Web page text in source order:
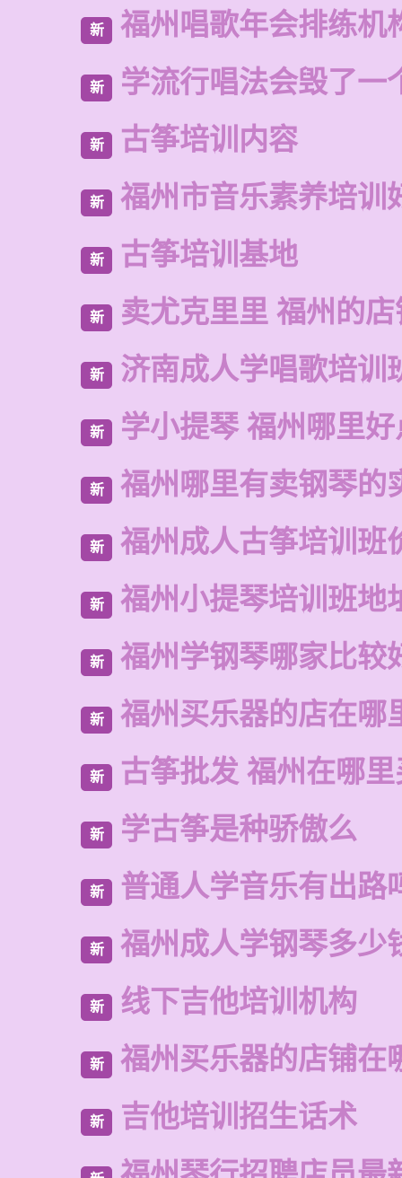
新 福州唱歌年会排练机
新 学流行唱法会毁了一
新 古筝培训内容
新 福州市音乐素养培训
新 古筝培训基地
新 卖尤克里里 福州的
新 济南成人学唱歌培训
新 学小提琴 福州哪里
新 福州哪里有卖钢琴的
新 福州成人古筝培训班
新 福州小提琴培训班地
新 福州学钢琴哪家比较
新 福州买乐器的店在哪
新 古筝批发 福州在哪
新 学古筝是种骄傲么
新 普通人学音乐有出路
新 福州成人学钢琴多少
新 线下吉他培训机构
新 福州买乐器的店铺在
新 吉他培训招生话术